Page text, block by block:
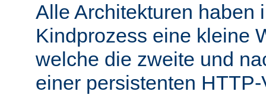
Alle Architekturen haben
Kindprozess eine kleine
welche die zweite und
einer persistenten